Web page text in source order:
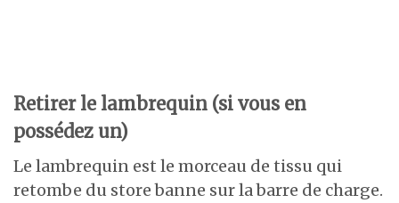
Retirer le lambrequin (si vous en
possédez un)
Le lambrequin est le morceau de tissu qui
retombe du store banne sur la barre de charge.